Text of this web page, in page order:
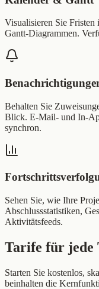
Visualisieren Sie Fristen
Gantt-Diagrammen.
Behalten Sie
Blick. E-Mail- und In-
synchron.
Sehen Sie, wie Ihre
Abschlussstatistiken,
Aktivitätsfeeds.
Tarife für jede
Starten Sie kostenlos,
beinhalten die